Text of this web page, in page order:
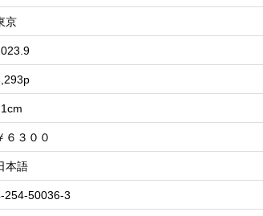
京
６３００
本語
254-50036-3